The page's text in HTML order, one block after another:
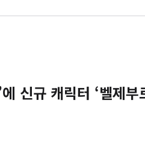
신규 캐릭터 ‘벨제부